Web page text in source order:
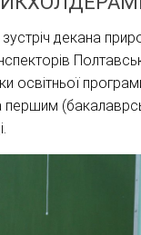
декана
освітньої